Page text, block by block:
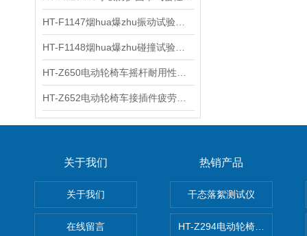
关于我们
关于我们
在线留言
热销产品
干态落絮测试仪
HT-Z294电动轮椅车耗电量测